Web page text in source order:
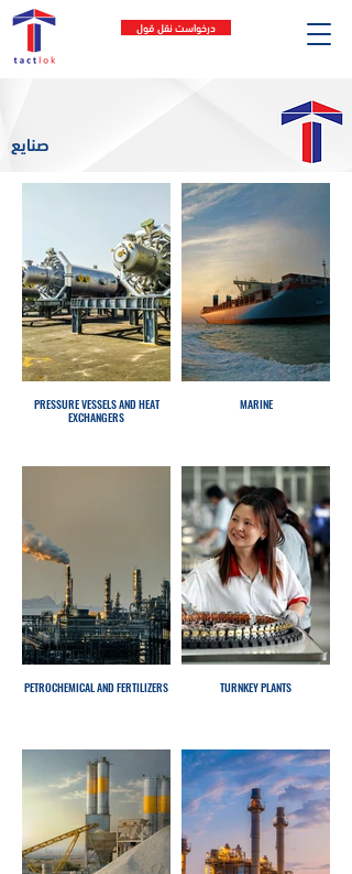
درخواست نقل قول
صنایع
PRESSURE VESSELS AND HEAT
EXCHANGERS
MARINE
PETROCHEMICAL AND FERTILIZERS TURNKEY PLANTS